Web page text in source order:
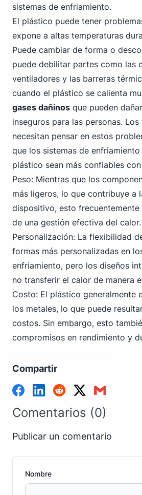
sistemas de enfriamiento.
El plástico puede tener
expone a altas temperaturas
Puede cambiar de forma o
puede debilitar partes como las
ventiladores y las barreras
cuando el plástico se calienta
gases dañinos que pueden
inseguros para las personas.
necesitan pensar en estos
que los sistemas de
plástico sean más confiables
Peso: Mientras que los
más ligeros, lo que contribuye a
dispositivo, esto frecuentemente
de una gestión efectiva del calor.
Personalización: La flexibilidad
formas más personalizadas en
enfriamiento, pero los diseños
no transferir el calor de manera
Costo: El plástico generalmente
los metales, lo que puede
costos. Sin embargo, esto
compromisos en rendimiento y
Compartir
Comentarios (0)
Publicar un comentario
Nombre